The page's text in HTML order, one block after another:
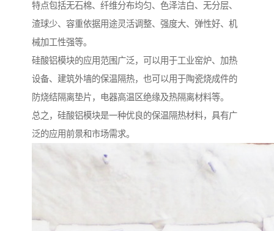
特点包括无石棉、纤维分布均匀、色泽洁白、无分层、
渣球少、容重依据用途灵活调整、强度大、弹性好、机
械加工性强等。
硅酸铝模块的应用范围广泛，可以用于工业窑炉、加热
设备、建筑外墙的保温隔热，也可以用于陶瓷烧成件的
防烧结隔离垫片，电器高温区绝缘及热隔离材料等。
总之，硅酸铝模块是一种优良的保温隔热材料，具有广
泛的应用前景和市场需求。